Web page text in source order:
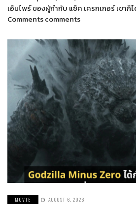
เอ็มไพร์ ของผู้กำกับ แซ็ค เครกเกอร์ เขา
Comments comments
MOVIE AUGUST 6, 2026